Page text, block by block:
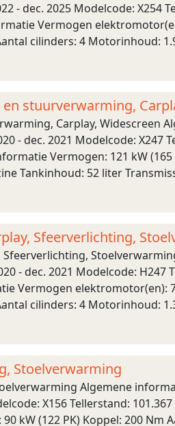
- dec. 2025 Modelcode: X254
Vermogen
cilinders: 4 Motorinhoud:
stuurverwarming,
Carplay, Widescreen
- dec. 2021 Modelcode: X247
Vermogen: 121 kW (165
Tankinhoud: 52 liter
Sfeerverlichting,
Sfeerverlichting,
- dec. 2021 Modelcode: H247
Vermogen elektromotor(en):
cilinders: 4 Motorinhoud:
Stoelverwarming
Algemene
X156 Tellerstand:
kW (122 PK) Koppel: 200 Nm